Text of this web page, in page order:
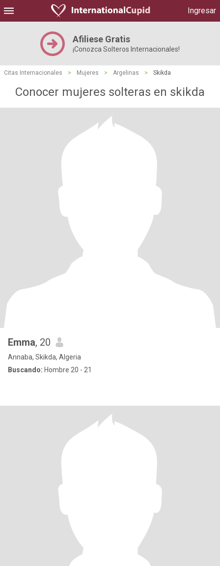
Ingresar
Afiliese Gratis
¡Conozca Solteros Internacionales!
Citas Internacionales > Mujeres > Argelinas > Skikda
Conocer mujeres solteras en skikda
Emma, 20
Annaba, Skikda, Algeria
Buscando: Hombre 20 - 21